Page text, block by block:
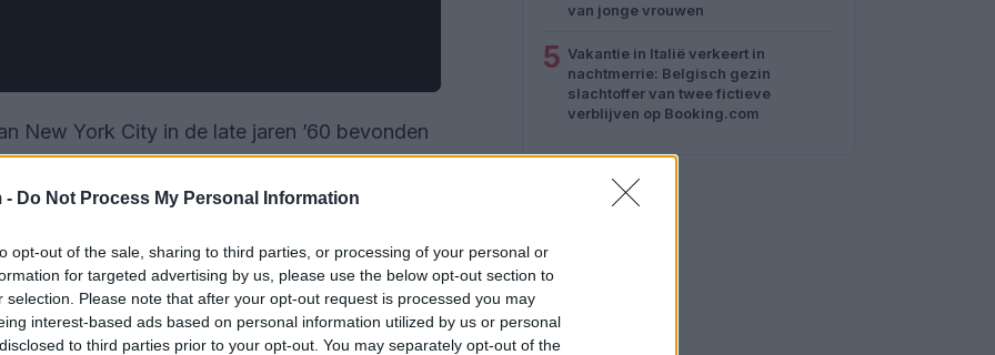
- Do Not Process My Personal Information
opt-out of the sale, sharing to third parties, or processing of your personal or
for targeted advertising by us, please use the below opt-out section to
selection. Please note that after your opt-out request is processed you may
interest-based ads based on personal information utilized by us or personal
to third parties prior to your opt-out. You may separately opt-out of the
New York City in de late jaren ’60 bevonden
vol artistieke creativiteit en intense
overheidsbewaking, besloten ze hun
werden afgeluisterd door de
John & Yokowerpt een blik op deze
een zeldzame inkijk in hun privéleven en de
van jonge vrouwen
5 Vakantie in Italië verkeert in
nachtmerrie: Belgisch gezin
slachtoffer van twee fictieve
verblijven op Booking.com